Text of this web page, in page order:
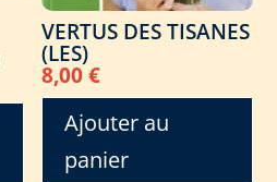
VERTUS DES TISANES
(LES)
8,00€
Ajouter au
panier